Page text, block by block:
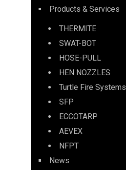
Products & Services
THERMITE
SWAT-BOT
HOSE-PULL
HEN NOZZLES
Turtle Fire Systems
SFP
ECCOTARP
AEVEX
NFPT
News